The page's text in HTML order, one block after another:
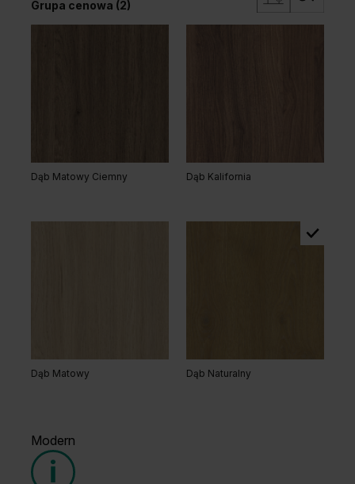
Grupa cenowa (2)
Dąb Matowy Ciemny Dąb Kalifornia
Dąb Matowy Dąb Naturalny
Modern